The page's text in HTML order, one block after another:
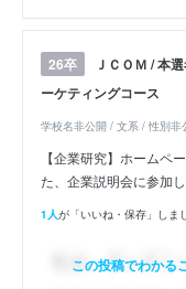
26卒
ＪＣＯＭ / 本
ーケティングコース
学校名非公開 / 文系 / 性別非
【企業研究】ホームペ
た、企業説明会に参加
1人が「いいね・保存」しま
この投稿でわかる